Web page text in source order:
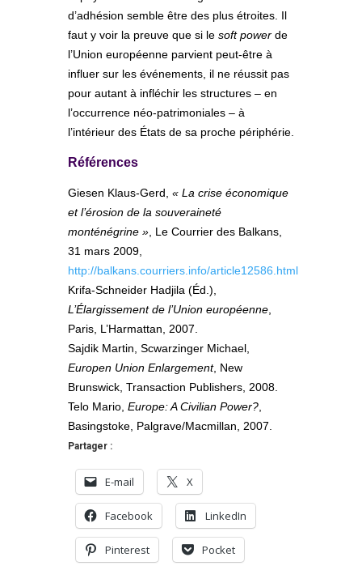
d’adhésion semble être des plus étroites. Il
faut y voir la preuve que si le soft power de
l’Union européenne parvient peut-être à
influer sur les événements, il ne réussit pas
pour autant à infléchir les structures – en
l’occurrence néo-patrimoniales – à
l’intérieur des États de sa proche périphérie.
Références
Giesen Klaus-Gerd, « La crise économique
et l’érosion de la souveraineté
monténégrine », Le Courrier des Balkans,
31 mars 2009,
http://balkans.courriers.info/article12586.html
Krifa-Schneider Hadjila (Éd.),
L’Élargissement de l’Union européenne,
Paris, L’Harmattan, 2007.
Sajdik Martin, Scwarzinger Michael,
Europen Union Enlargement, New
Brunswick, Transaction Publishers, 2008.
Telo Mario, Europe: A Civilian Power?,
Basingstoke, Palgrave/Macmillan, 2007.
Partager :
E-mail X
Facebook LinkedIn
Pinterest Pocket